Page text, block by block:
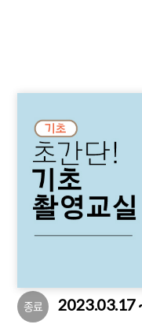
종료 2023.03.17